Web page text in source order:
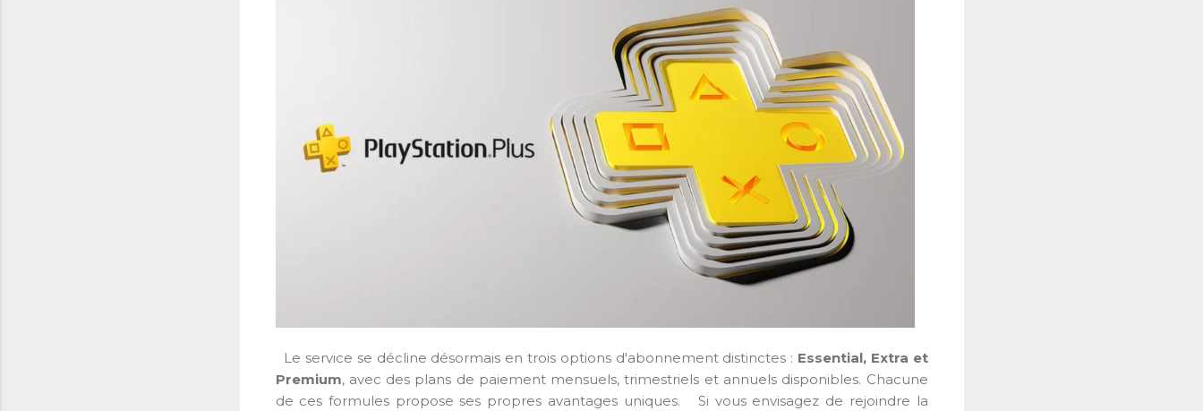
Le service se décline désormais en trois options d'abonnement distinctes : Essential, Extra et
Premium, avec des plans de paiement mensuels, trimestriels et annuels disponibles. Chacune
de ces formules propose ses propres avantages uniques.
Si vous envisagez de rejoindre la